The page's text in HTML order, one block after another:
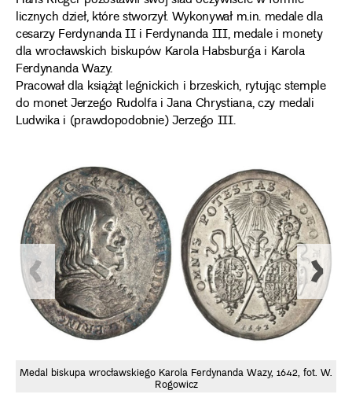
licznych dzieł, które stworzył. Wykonywał m.in. medale dla
cesarzy Ferdynanda II i Ferdynanda III, medale i monety
dla wrocławskich biskupów Karola Habsburga i Karola
Ferdynanda Wazy.
Pracował dla książąt legnickich i brzeskich, rytując stemple
do monet Jerzego Rudolfa i Jana Chrystiana, czy medali
Ludwika i (prawdopodobnie) Jerzego III.
Medal biskupa wrocławskiego Karola Ferdynanda Wazy, 1642, fot. W.
Rogowicz